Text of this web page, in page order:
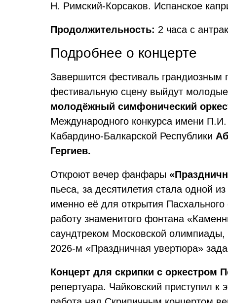
Н. Римский-Корсаков. Испанское
Продолжительность: 2 часа с
Подробнее о концерте
Завершится фестиваль грандиозным
фестивальную сцену выйдут
молодёжный симфонический
Международного конкурса имени П.И.
Кабардино-Балкарской Республики
Гергиев.
Откроют вечер фанфары
пьеса, за десятилетия стала одной
именно её для открытия
работу знаменитого фонтана
саундтреком Московской
2026-м «Праздничная увертюра»
Концерт для скрипки с оркестром
репертуара. Чайковский приступил